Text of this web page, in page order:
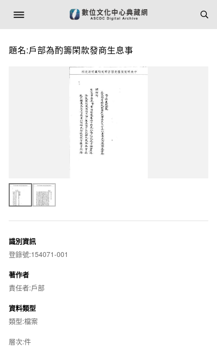
題名:戶部為酌籌閑款發商生息事
識別資訊
登錄號:154071-001
著作者
責任者:戶部
資料類型
類型:檔案
層次:件